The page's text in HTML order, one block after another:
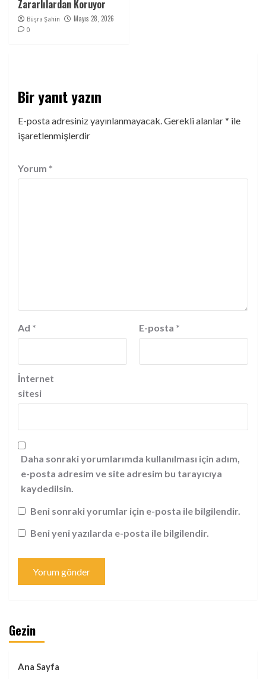
Zararlılardan Koruyor
Büşra Şahin Mayıs 28, 2026
0
Bir yanıt yazın
E-posta adresiniz yayınlanmayacak.Gerekli alanlar* ile
işaretlenmişlerdir
Yorum *
Ad * E-posta *
İnternet
sitesi
Daha sonraki yorumlarımda kullanılması için adım,
e-posta adresim ve site adresim bu tarayıcıya
kaydedilsin.
Beni sonraki yorumlar için e-posta ile bilgilendir.
Beni yeni yazılarda e-posta ile bilgilendir.
Gezin
Ana Sayfa